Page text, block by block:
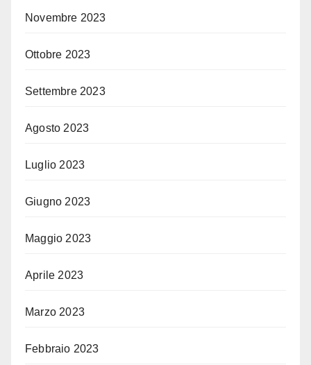
Novembre 2023
Ottobre 2023
Settembre 2023
Agosto 2023
Luglio 2023
Giugno 2023
Maggio 2023
Aprile 2023
Marzo 2023
Febbraio 2023